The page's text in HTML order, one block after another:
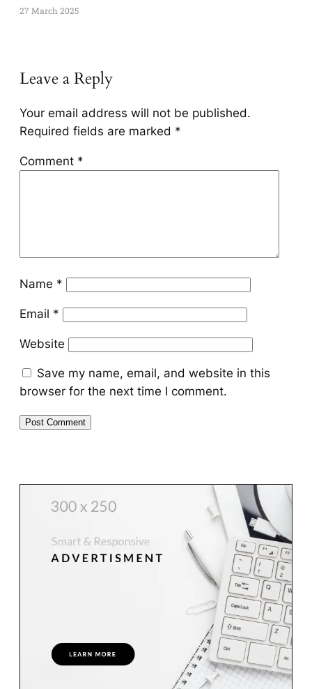
27 March 2025
Leave a Reply
Your email address will not be published.
Required fields are marked *
Comment *
Name *
Email *
Website
Save my name, email, and website in this
browser for the next time I comment.